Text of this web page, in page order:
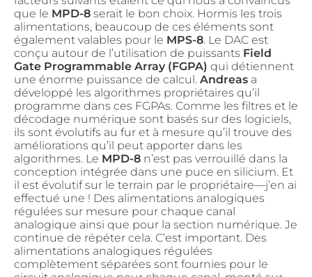
que le MPD-8 serait le bon choix. Hormis les trois
alimentations, beaucoup de ces éléments sont
également valables pour le MPS-8. Le DAC est
conçu autour de l’utilisation de puissants Field
Gate Programmable Array (FGPA) qui détiennent
une énorme puissance de calcul. Andreas a
développé les algorithmes propriétaires qu’il
programme dans ces FGPAs. Comme les filtres et le
décodage numérique sont basés sur des logiciels,
ils sont évolutifs au fur et à mesure qu’il trouve des
améliorations qu’il peut apporter dans les
algorithmes. Le MPD-8 n’est pas verrouillé dans la
conception intégrée dans une puce en silicium. Et
il est évolutif sur le terrain par le propriétaire—j’en ai
effectué une ! Des alimentations analogiques
régulées sur mesure pour chaque canal
analogique ainsi que pour la section numérique. Je
continue de répéter cela. C’est important. Des
alimentations analogiques régulées
complètement séparées sont fournies pour le